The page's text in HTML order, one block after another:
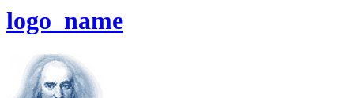
logo_name